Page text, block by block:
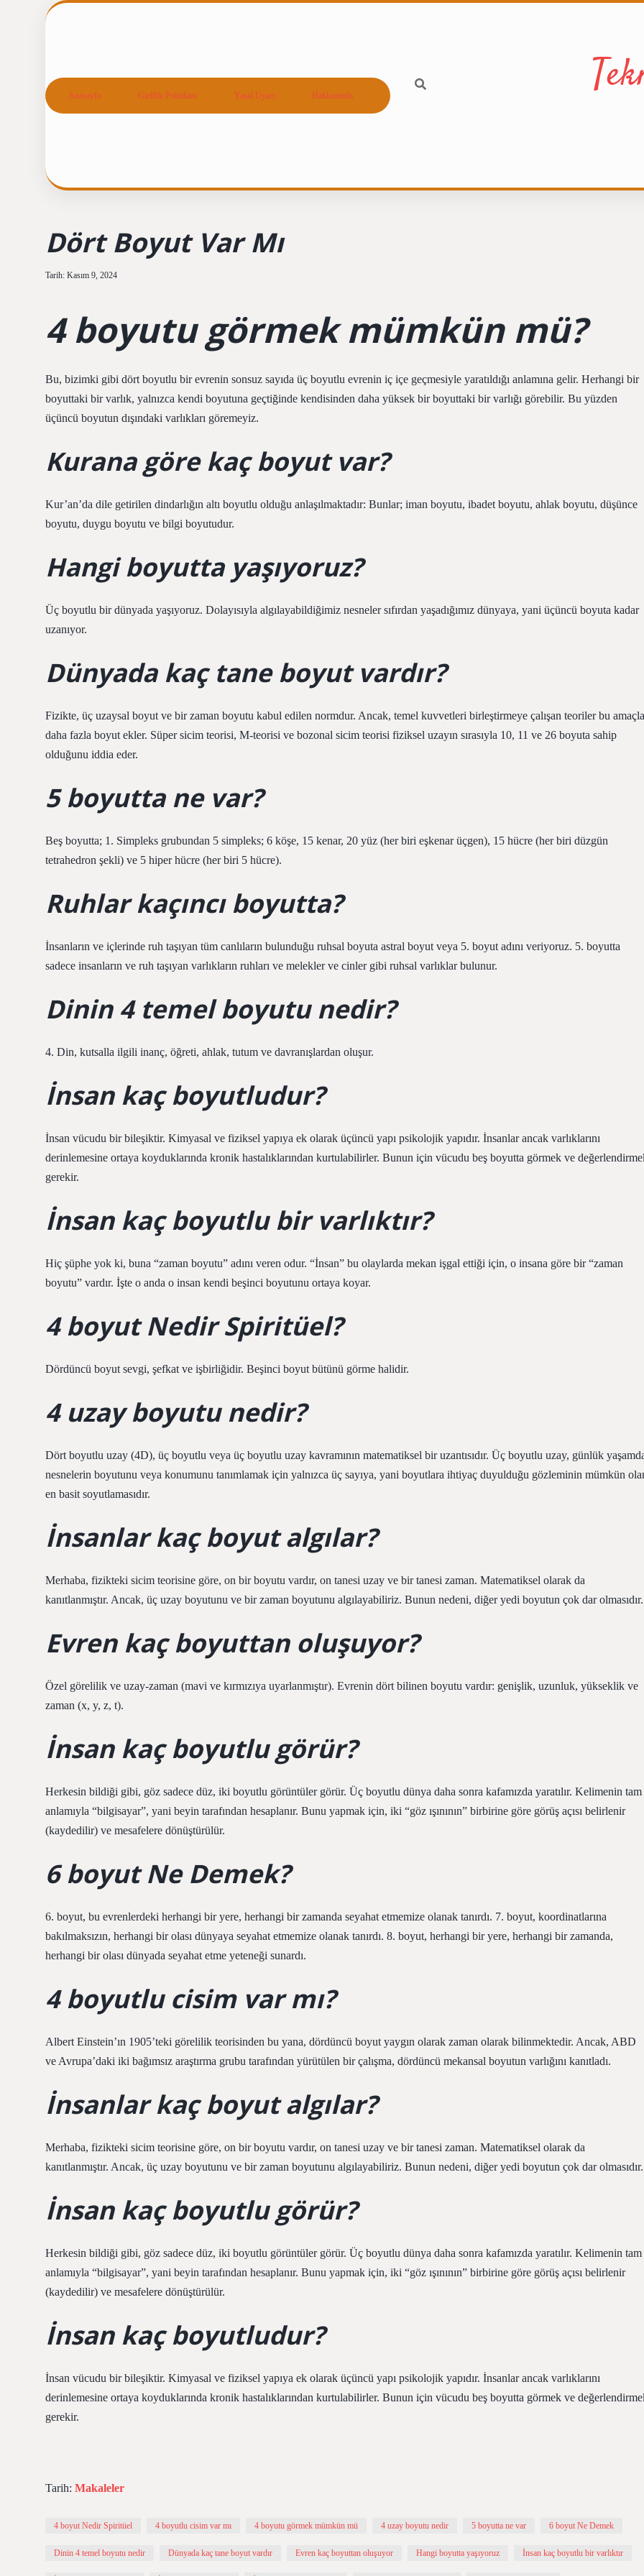
Anasayfa Gizlilik Politikası Yasal Uyarı Hakkımızda
Dört Boyut Var Mı
Tarih: Kasım 9, 2024
4 boyutu görmek mümkün mü?
Bu, bizimki gibi dört boyutlu bir evrenin sonsuz sayıda üç boyutlu evrenin iç içe geçmesiyle yaratıldığı anlamına gelir. Herhangi bir
boyuttaki bir varlık, yalnızca kendi boyutuna geçtiğinde kendisinden daha yüksek bir boyuttaki bir varlığı görebilir. Bu yüzden
üçüncü boyutun dışındaki varlıkları göremeyiz.
Kurana göre kaç boyut var?
Kur’an’da dile getirilen dindarlığın altı boyutlu olduğu anlaşılmaktadır: Bunlar; iman boyutu, ibadet boyutu, ahlak boyutu, düşünce
boyutu, duygu boyutu ve bilgi boyutudur.
Hangi boyutta yaşıyoruz?
Üç boyutlu bir dünyada yaşıyoruz. Dolayısıyla algılayabildiğimiz nesneler sıfırdan yaşadığımız dünyaya, yani üçüncü boyuta kadar
uzanıyor.
Dünyada kaç tane boyut vardır?
Fizikte, üç uzaysal boyut ve bir zaman boyutu kabul edilen normdur. Ancak, temel kuvvetleri birleştirmeye çalışan teoriler bu amaçla
daha fazla boyut ekler. Süper sicim teorisi, M-teorisi ve bozonal sicim teorisi fiziksel uzayın sırasıyla 10, 11 ve 26 boyuta sahip
olduğunu iddia eder.
5 boyutta ne var?
Beş boyutta; 1. Simpleks grubundan 5 simpleks; 6 köşe, 15 kenar, 20 yüz (her biri eşkenar üçgen), 15 hücre (her biri düzgün
tetrahedron şekli) ve 5 hiper hücre (her biri 5 hücre).
Ruhlar kaçıncı boyutta?
İnsanların ve içlerinde ruh taşıyan tüm canlıların bulunduğu ruhsal boyuta astral boyut veya 5. boyut adını veriyoruz. 5. boyutta
sadece insanların ve ruh taşıyan varlıkların ruhları ve melekler ve cinler gibi ruhsal varlıklar bulunur.
Dinin 4 temel boyutu nedir?
4. Din, kutsalla ilgili inanç, öğreti, ahlak, tutum ve davranışlardan oluşur.
İnsan kaç boyutludur?
İnsan vücudu bir bileşiktir. Kimyasal ve fiziksel yapıya ek olarak üçüncü yapı psikolojik yapıdır. İnsanlar ancak varlıklarını
derinlemesine ortaya koyduklarında kronik hastalıklarından kurtulabilirler. Bunun için vücudu beş boyutta görmek ve
gerekir.
İnsan kaç boyutlu bir varlıktır?
Hiç şüphe yok ki, buna “zaman boyutu” adını veren odur. “İnsan” bu olaylarda mekan işgal ettiği için, o insana göre bir “zaman
boyutu” vardır. İşte o anda o insan kendi beşinci boyutunu ortaya koyar.
4 boyut Nedir Spiritüel?
Dördüncü boyut sevgi, şefkat ve işbirliğidir. Beşinci boyut bütünü görme halidir.
4 uzay boyutu nedir?
Dört boyutlu uzay (4D), üç boyutlu veya üç boyutlu uzay kavramının matematiksel bir uzantısıdır. Üç boyutlu uzay, günlük
nesnelerin boyutunu veya konumunu tanımlamak için yalnızca üç sayıya, yani boyutlara ihtiyaç duyulduğu gözleminin mümkün
en basit soyutlamasıdır.
İnsanlar kaç boyut algılar?
Merhaba, fizikteki sicim teorisine göre, on bir boyutu vardır, on tanesi uzay ve bir tanesi zaman. Matematiksel olarak da
kanıtlanmıştır. Ancak, üç uzay boyutunu ve bir zaman boyutunu algılayabiliriz. Bunun nedeni, diğer yedi boyutun çok dar olmasıdır.
Evren kaç boyuttan oluşuyor?
Özel görelilik ve uzay-zaman (mavi ve kırmızıya uyarlanmıştır). Evrenin dört bilinen boyutu vardır: genişlik, uzunluk, yükseklik ve
zaman (x, y, z, t).
İnsan kaç boyutlu görür?
Herkesin bildiği gibi, göz sadece düz, iki boyutlu görüntüler görür. Üç boyutlu dünya daha sonra kafamızda yaratılır. Kelimenin tam
anlamıyla “bilgisayar”, yani beyin tarafından hesaplanır. Bunu yapmak için, iki “göz ışınının” birbirine göre görüş açısı belirlenir
(kaydedilir) ve mesafelere dönüştürülür.
6 boyut Ne Demek?
6. boyut, bu evrenlerdeki herhangi bir yere, herhangi bir zamanda seyahat etmemize olanak tanırdı. 7. boyut, koordinatlarına
bakılmaksızın, herhangi bir olası dünyaya seyahat etmemize olanak tanırdı. 8. boyut, herhangi bir yere, herhangi bir zamanda,
herhangi bir olası dünyada seyahat etme yeteneği sunardı.
4 boyutlu cisim var mı?
Albert Einstein’ın 1905’teki görelilik teorisinden bu yana, dördüncü boyut yaygın olarak zaman olarak bilinmektedir. Ancak, ABD
ve Avrupa’daki iki bağımsız araştırma grubu tarafından yürütülen bir çalışma, dördüncü mekansal boyutun varlığını kanıtladı.
İnsanlar kaç boyut algılar?
Merhaba, fizikteki sicim teorisine göre, on bir boyutu vardır, on tanesi uzay ve bir tanesi zaman. Matematiksel olarak da
kanıtlanmıştır. Ancak, üç uzay boyutunu ve bir zaman boyutunu algılayabiliriz. Bunun nedeni, diğer yedi boyutun çok dar olmasıdır.
İnsan kaç boyutlu görür?
Herkesin bildiği gibi, göz sadece düz, iki boyutlu görüntüler görür. Üç boyutlu dünya daha sonra kafamızda yaratılır. Kelimenin tam
anlamıyla “bilgisayar”, yani beyin tarafından hesaplanır. Bunu yapmak için, iki “göz ışınının” birbirine göre görüş açısı belirlenir
(kaydedilir) ve mesafelere dönüştürülür.
İnsan kaç boyutludur?
İnsan vücudu bir bileşiktir. Kimyasal ve fiziksel yapıya ek olarak üçüncü yapı psikolojik yapıdır. İnsanlar ancak varlıklarını
derinlemesine ortaya koyduklarında kronik hastalıklarından kurtulabilirler. Bunun için vücudu beş boyutta görmek ve
gerekir.
Tarih: Makaleler
4 boyut Nedir Spiritüel 4 boyutlu cisim var mı 4 boyutu görmek mümkün mü 4 uzay boyutu nedir 5 boyutta ne var 6 boyut Ne Demek
Dinin 4 temel boyutu nedir Dünyada kaç tane boyut vardır Evren kaç boyuttan oluşuyor Hangi boyutta yaşıyoruz İnsan kaç boyutlu bir varlıktır